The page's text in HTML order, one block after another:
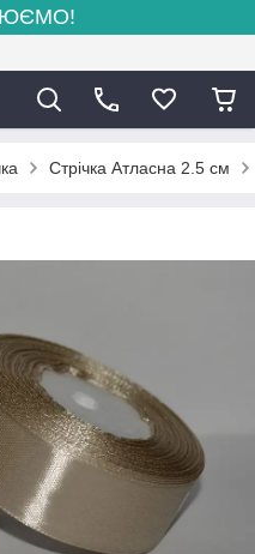
Стрічка Атласна 2.5 см